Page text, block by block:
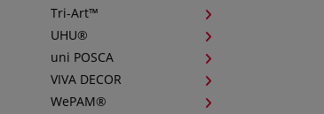
Tri-Art™
UHU®
uni POSCA
VIVA DECOR
WePAM®